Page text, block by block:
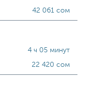
42 061 сом
4 ч 05 минут
22 420 сом